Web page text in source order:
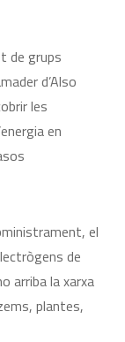
de grups
d’Also
les
en
el
de
arriba la xarxa
plantes,